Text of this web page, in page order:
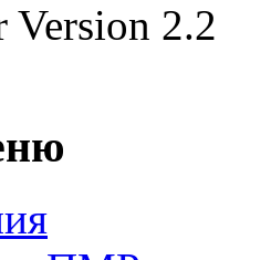
Version 2.2